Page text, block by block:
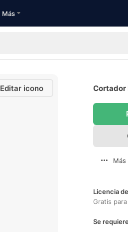
Más
Editar icono Cortador
Licencia
Gratis
Se